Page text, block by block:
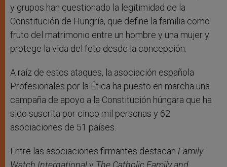
y grupos han cuestionado la legitimidad de la
Constitución de Hungría, que define la familia como
fruto del matrimonio entre un hombre y una mujer y
protege la vida del feto desde la concepción.
A raíz de estos ataques, la asociación española
Profesionales por la Ética ha puesto en marcha una
campaña de apoyo a la Constitución húngara que ha
sido suscrita por cinco mil personas y 62
asociaciones de 51 países.
Entre las asociaciones firmantes destacan Family
Watch Internationaly The Catholic Family and